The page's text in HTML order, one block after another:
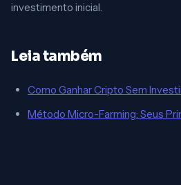
investimento inicial.
Leia também
Como Ganhar Cripto Sem
Método Micro-Farming: Seus